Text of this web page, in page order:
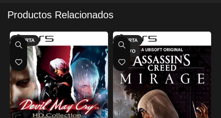
Productos Relacionados
OFERTA
OFERTA
NUEVO